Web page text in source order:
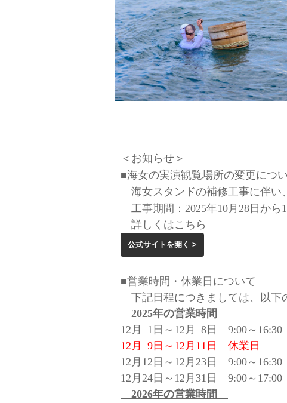
＜お知らせ＞
■海女の実演観覧場所の変更につ
海女スタンドの補修工事に伴い
工事期間：2025年10月28日から
詳しくはこちら
公式サイトを開く >
■営業時間・休業日について
下記日程につきましては、以下
2025年の営業時間
12月
1日～12月
8日 9:00～16:30
12月
9日～12月11日 休業日
12月12日～12月23日 9:00～16:30
12月24日～12月31日 9:00～17:00
2026年の営業時間